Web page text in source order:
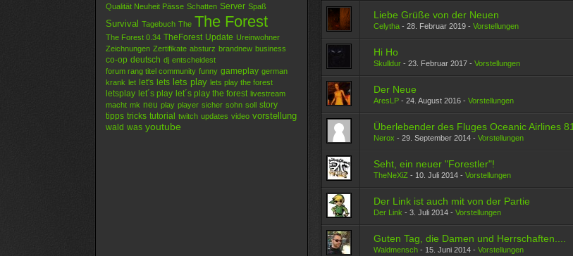
Qualität Neuheit Pässe Schatten Server Spaß
Survival Tagebuch The The Forest
The Forest 0.34 TheForest Update Ureinwohner
Zeichnungen Zertifikate absturz brandnew business
co-op deutsch dj entscheidest
forum rang titel community funny gameplay german
krank let let's lets lets play lets play the forest
letsplay let´s play let´s play the forest livestream
macht mk neu play player sicher sohn soll story
tipps tricks tutorial twitch updates video vorstellung
wald was youtube
Liebe Grüße von der Neuen
Celytha- 28. Februar 2019- Vorstellungen
Hi Ho
Skulldur- 23. Februar 2017- Vorstellungen
Der Neue
AresLP- 24. August 2016- Vorstellungen
Überlebender des Fluges Oceanic Airlines
Nerox - 29. September 2014- Vorstellungen
Seht, ein neuer "Forestler"!
TheNeXiZ - 10. Juli 2014- Vorstellungen
Der Link ist auch mit von der Partie
Der Link - 3. Juli 2014- Vorstellungen
Guten Tag, die Damen und Herrschaften....
Waldmensch- 15. Juni 2014- Vorstellungen